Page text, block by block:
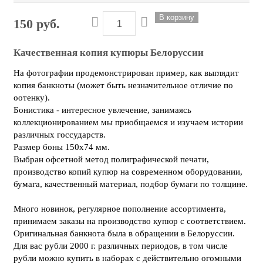
150 руб.
Качественная копия купюры Белоруссии
На фотографии продемонстрирован пример, как выглядит
копия банкноты (может быть незначительное отличие по
оотенку).
Бонистика - интересное увлечение, занимаясь
коллекционированием мы приобщаемся и изучаем истории
различных госсударств.
Размер боны 150х74 мм.
Выбран офсетной метод полиграфической печати,
производство копий купюр на современном оборудовании,
бумага, качественный материал, подбор бумаги по толщине.
Много новинок, регулярное пополнение ассортимента,
принимаем заказы на производство купюр с соответствием.
Оригинальная банкнота была в обращении в Белоруссии.
Для вас рубли 2000 г. различных периодов, в том числе
рубли можно купить в наборах с действительно огомными